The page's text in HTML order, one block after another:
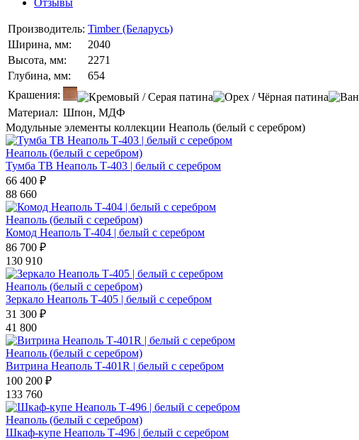
Производитель: Timber (Беларусь)
Ширина, мм:
2040
Высота, мм:
2271
Глубина, мм:
654
Крашения:
Материал: Шпон, МДФ
Модульные элементы коллекции Неаполь (белый с серебром)
Неаполь (белый с серебром)
Тумба ТВ Неаполь Т-403 | белый с серебром
66 400 ₽
88 660
Неаполь (белый с серебром)
Комод Неаполь Т-404 | белый с серебром
86 700 ₽
130 910
Неаполь (белый с серебром)
Зеркало Неаполь Т-405 | белый с серебром
31 300 ₽
41 800
Неаполь (белый с серебром)
Витрина Неаполь Т-401R | белый с серебром
100 200 ₽
133 760
Неаполь (белый с серебром)
Шкаф-купе Неаполь Т-496 | белый с серебром